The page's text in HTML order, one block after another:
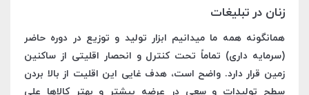
زنان در تبلیغات
همانگونه همه ما میدانیم ابزار تولید و توزیع در دوره حاضر
(سرمایه داری) تماماً تحت کنترل و انحصار اقلیتی از ساکنین
زمین قرار دارد. واضح است، هدف غایی این اقلیت از بالا بردن
سطح تولیدات و سعی در عرضه بیشتر و بهتر کالاها علی